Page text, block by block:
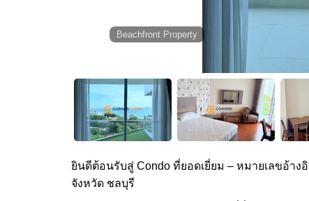
Beachfront Property
ยินดีต้อนรับสู่ Condo ที่ยอดเยี่ยม – หมายเลขอ้าง
จังหวัด ชลบุรี